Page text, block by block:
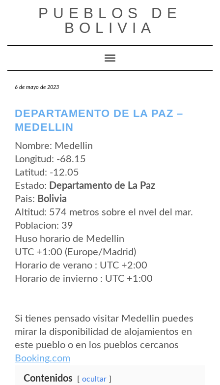
PUEBLOS DE
BOLIVIA
Cambiar modo de navegación
6 de mayo de 2023
DEPARTAMENTO DE LA PAZ –
MEDELLIN
Nombre: Medellin
Longitud: -68.15
Latitud: -12.05
Estado: Departamento de La Paz
Pais: Bolivia
Altitud: 574 metros sobre el nvel del mar.
Poblacion: 39
Huso horario de Medellin
UTC +1:00 (Europe/Madrid)
Horario de verano : UTC +2:00
Horario de invierno : UTC +1:00
Si tienes pensado visitar Medellin puedes
mirar la disponibilidad de alojamientos en
este pueblo o en los pueblos cercanos
Booking.com
Contenidos ocultar